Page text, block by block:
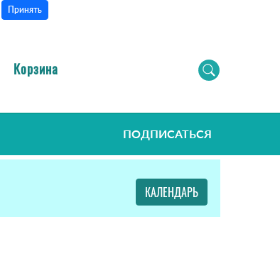
Принять
Корзина
ПОДПИСАТЬСЯ
КАЛЕНДАРЬ